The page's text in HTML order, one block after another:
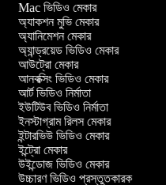
Mac ভিডিও মেকার
অ্যাকশন মুভি মেকার
অ্যানিমেশন মেকার
অ্যান্ড্রয়েড ভিডিও মেকার
আউট্রো মেকার
আনবক্সিং ভিডিও মেকার
আর্ট ভিডিও নির্মাতা
ইউটিউব ভিডিও নির্মাতা
ইনস্টাগ্রাম রিলস মেকার
ইন্টারভিউ ভিডিও মেকার
ইন্ট্রো মেকার
উইন্ডোজ ভিডিও মেকার
উচ্চারণ ভিডিও প্রস্তুতকারক